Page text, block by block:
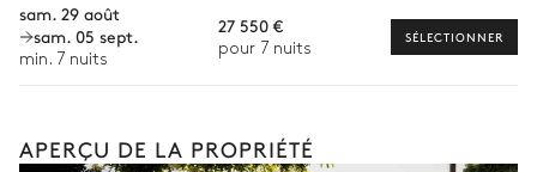
Balade à cheval
vous guidera vers les offres disponibles pour votre séjour.
sam. 29 août
sam. 05 sept.
min. 7 nuits
27 550 €
pour 7 nuits
SÉLECTIONNER
APERÇU DE LA PROPRIÉTÉ